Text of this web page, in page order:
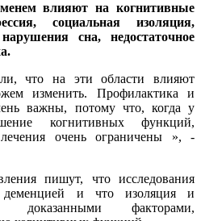
влияют на когнитивные
социальная изоляция,
сна, недостаточное
что на эти области влияют
изменить. Профилактика и
важны, потому что, когда у
когнитивных функций,
очень ограничены », -
пишут, что исследования
деменцией и что изоляция и
доказанными факторами,